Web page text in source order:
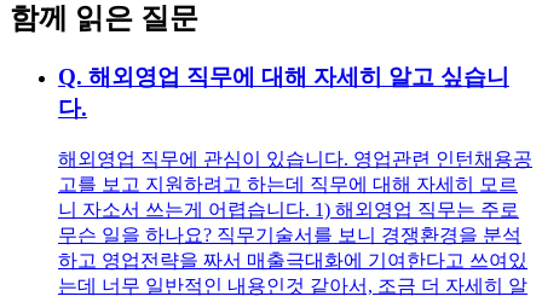
함께 읽은 질문
Q. 해외영업 직무에 대해 자세히 알고 싶습니
다.
해외영업 직무에 관심이 있습니다. 영업관련 인턴채용공
고를 보고 지원하려고 하는데 직무에 대해 자세히 모르
니 자소서 쓰는게 어렵습니다. 1) 해외영업 직무는 주로
무슨 일을 하나요? 직무기술서를 보니 경쟁환경을 분석
하고 영업전략을 짜서 매출극대화에 기여한다고 쓰여있
는데 너무 일반적인 내용인것 같아서, 조금 더 자세히 알